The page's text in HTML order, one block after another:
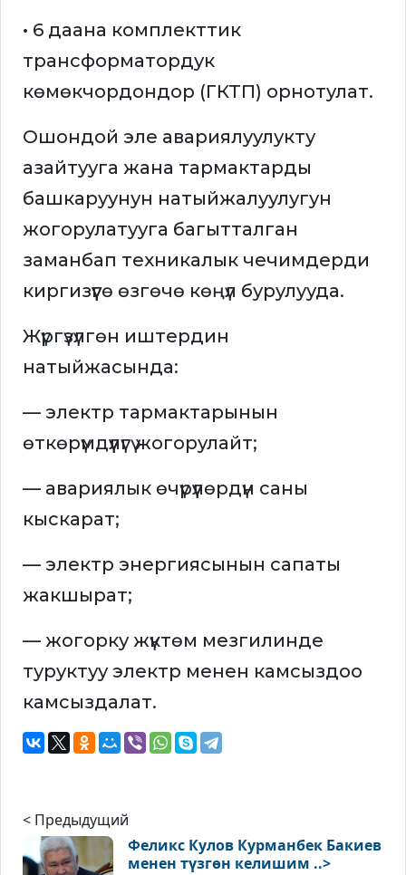
• 6 даана комплекттик
трансформатордук
көмөкчордондор (ГКТП) орнотулат.
Ошондой эле авариялуулукту
азайтууга жана тармактарды
башкаруунун натыйжалуулугун
жогорулатууга багытталган
заманбап техникалык чечимдерди
киргизүүгө өзгөчө көңүл бурулууда.
Жүргүзүлгөн иштердин
натыйжасында:
— электр тармактарынын
өткөрүмдүүлүгү жогорулайт;
— авариялык өчүрүүлөрдүн саны
кыскарат;
— электр энергиясынын сапаты
жакшырат;
— жогорку жүктөм мезгилинде
туруктуу электр менен камсыздоо
камсыздалат.
< Предыдущий
Феликс Кулов Курманбек Бакиев
менен түзгөн келишим ..>